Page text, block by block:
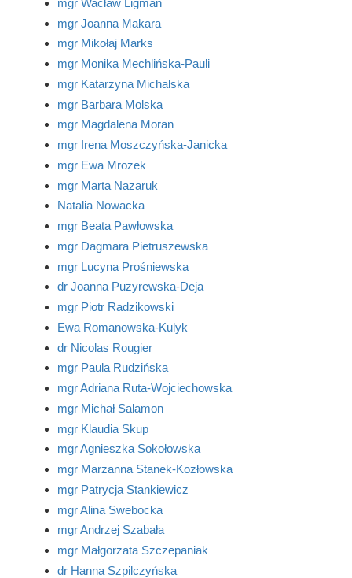
mgr Joanna Makara
mgr Mikołaj Marks
mgr Monika Mechlińska-Pauli
mgr Katarzyna Michalska
mgr Barbara Molska
mgr Magdalena Moran
mgr Irena Moszczyńska-Janicka
mgr Ewa Mrozek
mgr Marta Nazaruk
Natalia Nowacka
mgr Beata Pawłowska
mgr Dagmara Pietruszewska
mgr Lucyna Prośniewska
dr Joanna Puzyrewska-Deja
mgr Piotr Radzikowski
Ewa Romanowska-Kulyk
dr Nicolas Rougier
mgr Paula Rudzińska
mgr Adriana Ruta-Wojciechowska
mgr Michał Salamon
mgr Klaudia Skup
mgr Agnieszka Sokołowska
mgr Marzanna Stanek-Kozłowska
mgr Patrycja Stankiewicz
mgr Alina Swebocka
mgr Andrzej Szabała
mgr Małgorzata Szczepaniak
dr Hanna Szpilczyńska